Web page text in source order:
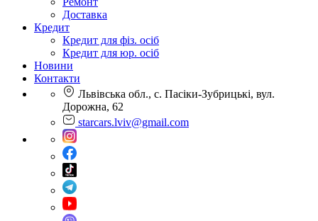
Доставка
Кредит
Кредит для фіз. осіб
Кредит для юр. осіб
Новини
Контакти
Львівська обл., с. Пасіки-Зубрицькі, вул.
Дорожна, 62
starcars.lviv@gmail.com